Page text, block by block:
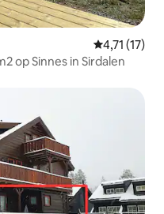
Gemiddelde
4,71 (17)
op Sinnes in Sirdalen